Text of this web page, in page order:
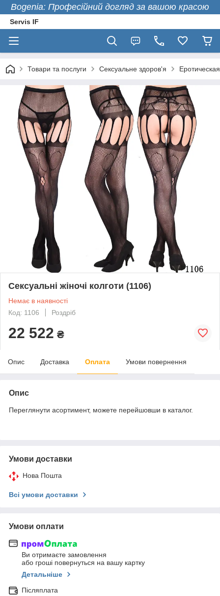
Bogenia: Професійний догляд за вашою красою
Servis IF
Товари та послуги Сексуальне здоров'я
Сексуальні жіночі колготи (1106)
Немає в наявності
Код: 1106
Роздріб
22 522 ₴
Опис Доставка Оплата Умови повернення
Опис
Переглянути асортимент, можете перейшовши в каталог.
Умови доставки
Нова Пошта
Всі умови доставки
Умови оплати
Ви отримаєте замовлення
або гроші повернуться на вашу картку
Детальніше
Післяплата